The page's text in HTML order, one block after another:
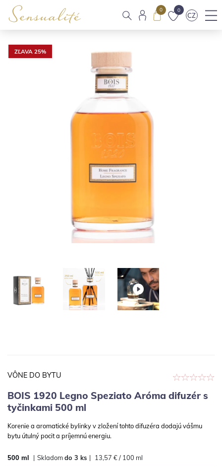
0 0
CZ
ZĽAVA 25%
VÔNE DO BYTU
BOIS 1920 Legno Speziato Aróma difuzér s
tyčinkami 500 ml
Korenie a aromatické bylinky v zložení tohto difuzéra dodajú vášmu
bytu útulný pocit a príjemnú energiu.
500 ml | Skladomdo 3 ks | 13,57 € / 100 ml